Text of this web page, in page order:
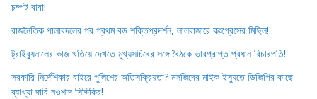
চম্পট বাবা!
রাজনৈতিক পালাবদলের পর প্রথম বড় শক্তিপ্রদর্শন, লালবাজারে কংগ্রেসের মিছিল!
ট্রাইব্যুনালের কাজ খতিয়ে দেখতে মুখ্যসচিবের সঙ্গে বৈঠকে ভারপ্রাপ্ত প্রধান বিচারপতি!
সরকারি নির্দেশিকার বাইরে পুলিশের অতিসক্রিয়তা? মসজিদের মাইক ইস্যুতে ডিজিপির কাছে
ব্যাখ্যা দাবি নওশাদ সিদ্দিকির!